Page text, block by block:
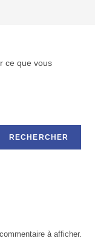
ce que vous
RECHERCHER
à afficher.